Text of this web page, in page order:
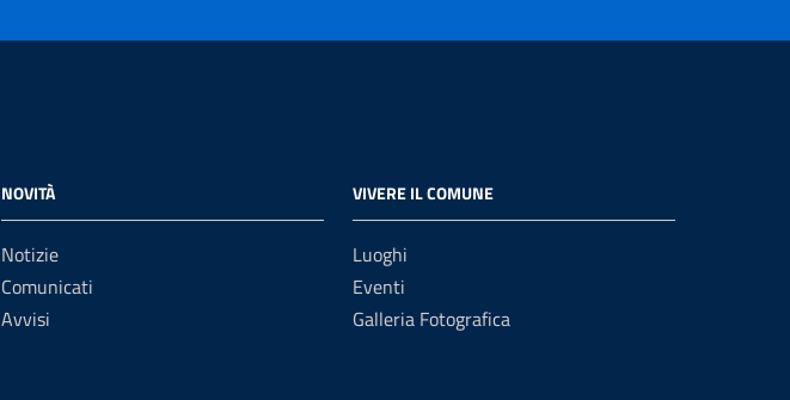
NOVITÀ
Notizie
Comunicati
Avvisi
VIVERE IL COMUNE
Luoghi
Eventi
Galleria Fotografica